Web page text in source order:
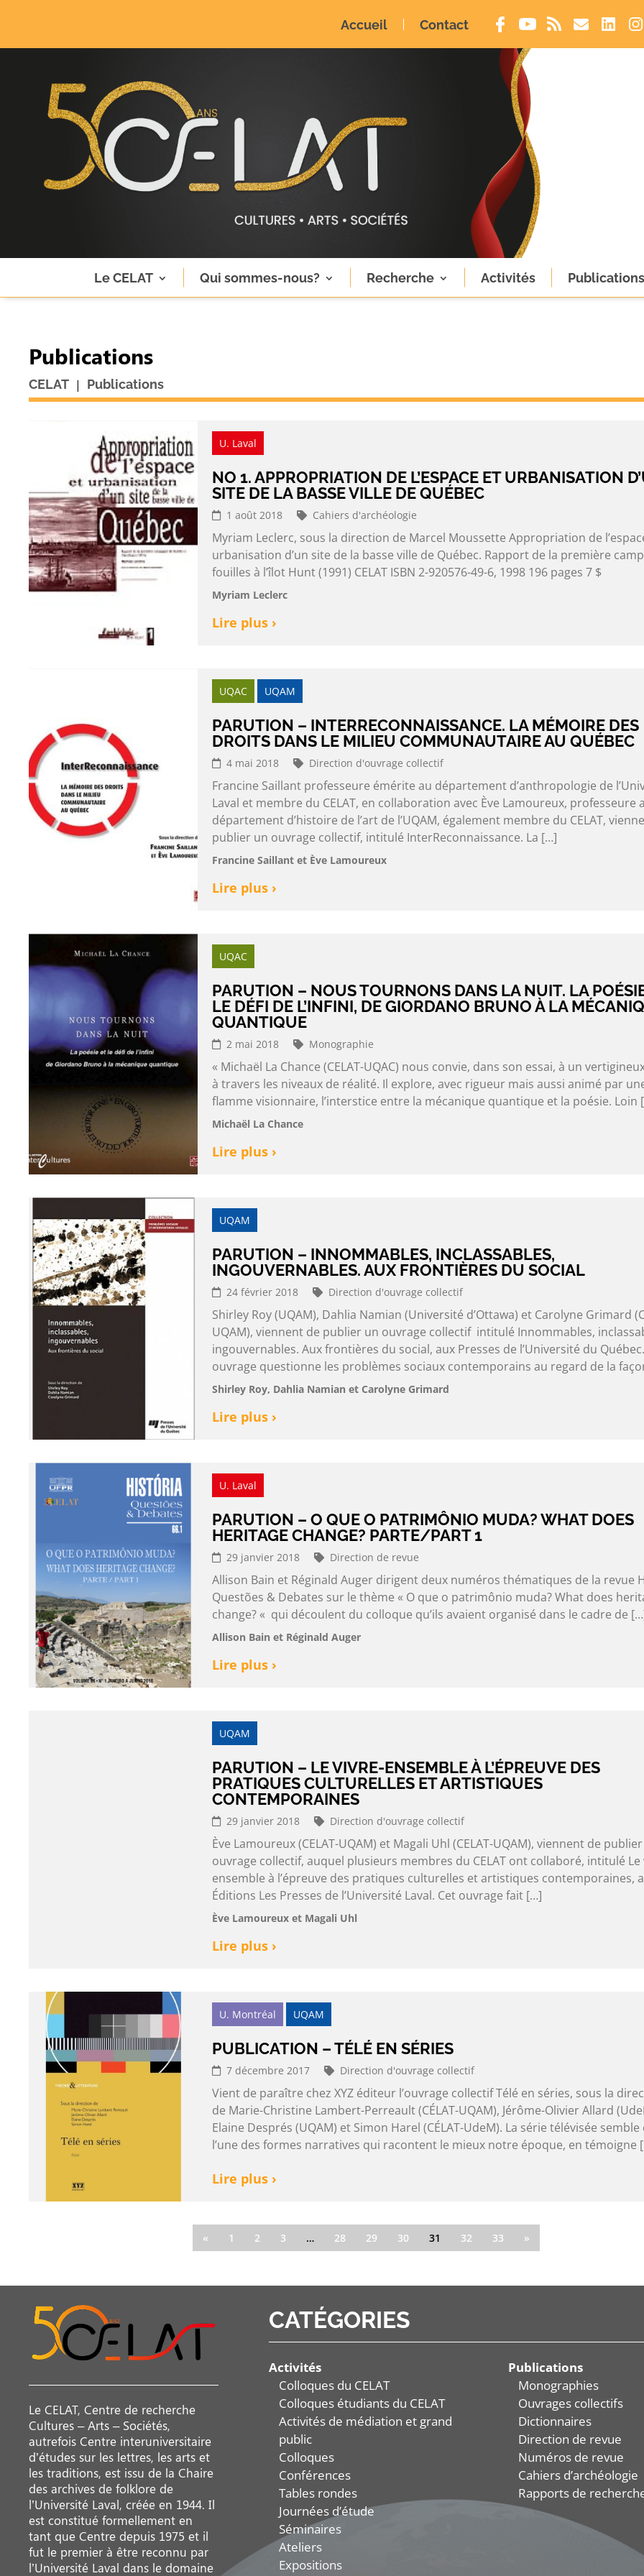
Accueil Contact
Le CELAT Qui sommes-nous? Recherche Activités Publications
Publications
CELAT | Publications
U. Laval
NO 1. APPROPRIATION DE L’ESPACE ET URBANISATION
SITE DE LA BASSE VILLE DE QUÉBEC
1 août 2018 Cahiers d'archéologie
Myriam Leclerc, sous la direction de Marcel Moussette Appropriation de
urbanisation d’un site de la basse ville de Québec. Rapport de la première
fouilles à l’îlot Hunt (1991) CELAT ISBN 2-920576-49-6, 1998 196 pages 7 $
Myriam Leclerc
Lire plus ›
UQAC UQAM
PARUTION – INTERRECONNAISSANCE. LA MÉMOIRE DES
DROITS DANS LE MILIEU COMMUNAUTAIRE AU QUÉBEC
4 mai 2018 Direction d'ouvrage collectif
Francine Saillant professeure émérite au département d’anthropologie de
Laval et membre du CELAT, en collaboration avec Ève Lamoureux, professeure
département d’histoire de l’art de l’UQAM, également membre du CELAT,
publier un ouvrage collectif, intitulé InterReconnaissance. La […]
Francine Saillant et Ève Lamoureux
Lire plus ›
UQAC
PARUTION – NOUS TOURNONS DANS LA NUIT. LA
LE DÉFI DE L’INFINI, DE GIORDANO BRUNO À LA
QUANTIQUE
2 mai 2018 Monographie
« Michaël La Chance (CELAT-UQAC) nous convie, dans son essai, à un
à travers les niveaux de réalité. Il explore, avec rigueur mais aussi animé par
flamme visionnaire, l’interstice entre la mécanique quantique et la poésie. Loin
Michaël La Chance
Lire plus ›
UQAM
PARUTION – INNOMMABLES, INCLASSABLES,
INGOUVERNABLES. AUX FRONTIÈRES DU SOCIAL
24 février 2018 Direction d'ouvrage collectif
Shirley Roy (UQAM), Dahlia Namian (Université d’Ottawa) et Carolyne Grimard
UQAM), viennent de publier un ouvrage collectif intitulé Innommables,
ingouvernables. Aux frontières du social, aux Presses de l’Université du
ouvrage questionne les problèmes sociaux contemporains au regard de la
Shirley Roy, Dahlia Namian et Carolyne Grimard
Lire plus ›
U. Laval
PARUTION – O QUE O PATRIMÔNIO MUDA? WHAT DOES
HERITAGE CHANGE? PARTE/PART 1
29 janvier 2018 Direction de revue
Allison Bain et Réginald Auger dirigent deux numéros thématiques de la revue
Questões & Debates sur le thème « O que o patrimônio muda? What does
change? « qui découlent du colloque qu’ils avaient organisé dans le cadre de
Allison Bain et Réginald Auger
Lire plus ›
UQAM
PARUTION – LE VIVRE-ENSEMBLE À L’ÉPREUVE DES
PRATIQUES CULTURELLES ET ARTISTIQUES
CONTEMPORAINES
29 janvier 2018 Direction d'ouvrage collectif
Ève Lamoureux (CELAT-UQAM) et Magali Uhl (CELAT-UQAM), viennent de
ouvrage collectif, auquel plusieurs membres du CELAT ont collaboré, intitulé Le
ensemble à l’épreuve des pratiques culturelles et artistiques contemporaines,
Éditions Les Presses de l’Université Laval. Cet ouvrage fait […]
Ève Lamoureux et Magali Uhl
Lire plus ›
U. Montréal UQAM
PUBLICATION – TÉLÉ EN SÉRIES
7 décembre 2017 Direction d'ouvrage collectif
Vient de paraître chez XYZ éditeur l’ouvrage collectif Télé en séries, sous la
de Marie-Christine Lambert-Perreault (CÉLAT-UQAM), Jérôme-Olivier Allard
Elaine Després (UQAM) et Simon Harel (CÉLAT-UdeM). La série télévisée semble
l’une des formes narratives qui racontent le mieux notre époque, en témoigne
Lire plus ›
« 1 2 3 … 28 29 30 31 32 33 »
Le CELAT, Centre de recherche
Cultures – Arts – Sociétés,
autrefois Centre interuniversitaire
d’études sur les lettres, les arts et
les traditions, est issu de la Chaire
des archives de folklore de
l’Université Laval, créée en 1944. Il
est constitué formellement en
tant que Centre depuis 1975 et il
fut le premier à être reconnu par
l’Université Laval dans le domaine
CATÉGORIES
Activités
Colloques du CELAT
Colloques étudiants du CELAT
Activités de médiation et grand
public
Colloques
Conférences
Tables rondes
Journées d’étude
Séminaires
Ateliers
Expositions
Publications
Monographies
Ouvrages collectifs
Dictionnaires
Direction de revue
Numéros de revue
Cahiers d’archéologie
Rapports de